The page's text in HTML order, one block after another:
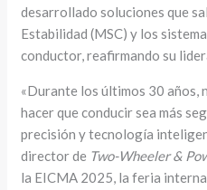
desarrollado soluciones que
Estabilidad (MSC) y los
conductor, reafirmando su
«Durante los últimos 30 años,
hacer que conducir sea más
precisión y tecnología
director de Two-Wheeler &
la EICMA 2025, la feria